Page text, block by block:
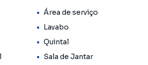
Área de serviço
Lavabo
Quintal
Sala de Jantar